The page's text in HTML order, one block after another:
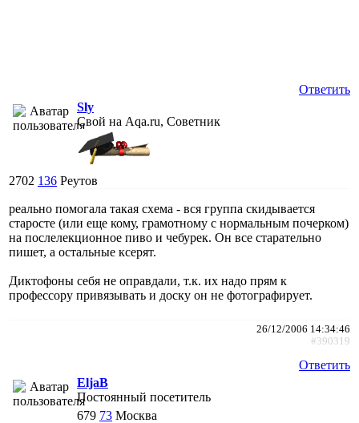
Ответить
Sly
Свой на Aqa.ru, Советник
2702 136 Реутов
реально помогала такая схема - вся группа скидывается
старосте (или еще кому, грамотному с нормальным почерком)
на послелекционное пиво и чебурек. Он все старательно
пишет, а остальные ксерят.
Диктофоны себя не оправдали, т.к. их надо прям к
профессору привязывать и доску он не фотографирует.
26/12/2006 14:34:46
#390319
Ответить
EljaB
Постоянный посетитель
679 73 Москва